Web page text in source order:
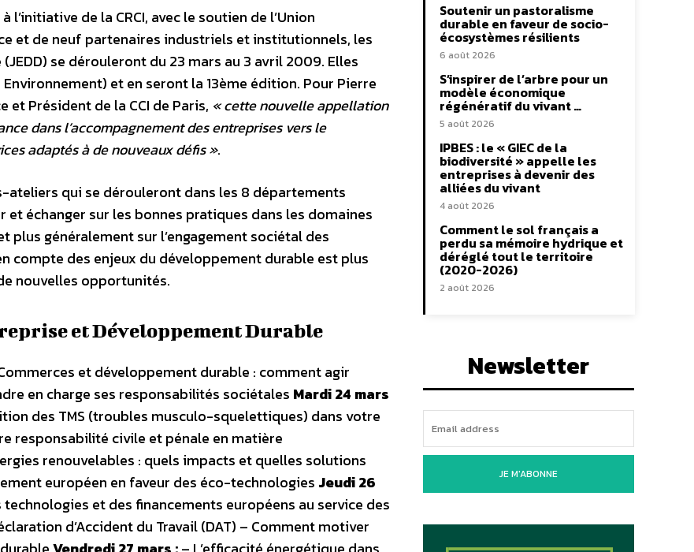
l’initiative de la CRCI, avec le soutien de l’Union
et de neuf partenaires industriels et institutionnels, les
se dérouleront du 23 mars au 3 avril 2009. Elles
et en seront la 13ème édition. Pour Pierre
et Président de la CCI de Paris, « cette nouvelle appellation
dans l’accompagnement des entreprises vers le
adaptés à de nouveaux défis ».
ateliers qui se dérouleront dans les 8 départements
échanger sur les bonnes pratiques dans les domaines
plus généralement sur l’engagement sociétal des
compte des enjeux du développement durable est plus
nouvelles opportunités.
et Développement Durable
et développement durable : comment agir
en charge ses responsabilités sociétales Mardi 24 mars
des TMS (troubles musculo-squelettiques) dans votre
responsabilité civile et pénale en matière
renouvelables : quels impacts et quelles solutions
européen en faveur des éco-technologies Jeudi 26
et des financements européens au service des
d’Accident du Travail (DAT) – Comment motiver
Soutenir un pastoralisme
durable en faveur de socio-
écosystèmes résilients
6 août 2026
S’inspirer de l’arbre pour un
modèle économique
régénératif du vivant …
5 août 2026
IPBES : le « GIEC de la
biodiversité » appelle les
entreprises à devenir des
alliées du vivant
4 août 2026
Comment le sol français a
perdu sa mémoire hydrique et
déréglé tout le territoire
(2020-2026)
2 août 2026
Newsletter
JE M'ABONNE